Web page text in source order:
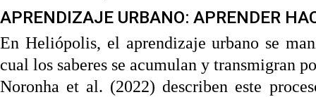
APRENDIZAJE URBANO: APRENDER
En Heliópolis, el aprendizaje urbano se
cual los saberes se acumulan y transmigran
Noronha et al. (2022) describen este